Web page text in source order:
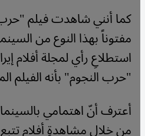
كما أنني شاهدت فيلم
مفتوناً بهذا النوع من
استطلاعِ رأي لمجلة أفلام
"حرب النجوم" بأنه الفيلم
أعترف أنّ اهتمامي
من خلال مشاهدةِ أفلام